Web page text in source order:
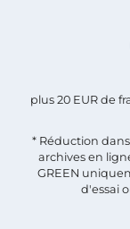
plus 20 EUR de
* Réduction
archives en
GREEN
d'essai